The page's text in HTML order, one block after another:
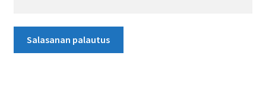
Salasanan palautus